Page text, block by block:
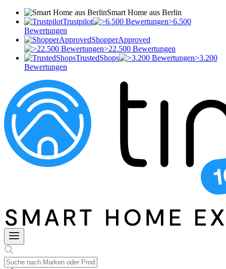
Smart Home aus Berlin
Trustpilot
>6.500
Bewertungen
ShopperApproved
>22.500 Bewertungen
TrustedShops
>3.200
Bewertungen